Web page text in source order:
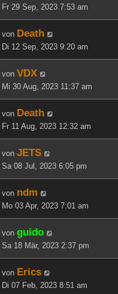
Fr 29 Sep, 2023 7:53 am
von Death
Di 12 Sep, 2023 9:20 am
von VDX
Mi 30 Aug, 2023 11:37 am
von Death
Fr 11 Aug, 2023 12:32 am
von JETS
Sa 08 Jul, 2023 6:05 pm
von ndm
Mo 03 Apr, 2023 7:01 am
von guido
Sa 18 Mär, 2023 2:37 pm
von Erics
Di 07 Feb, 2023 8:51 am